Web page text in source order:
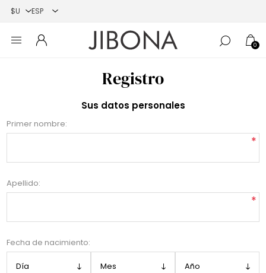
0
Registro
Sus datos personales
Primer nombre:
*
Apellido:
*
Fecha de nacimiento: